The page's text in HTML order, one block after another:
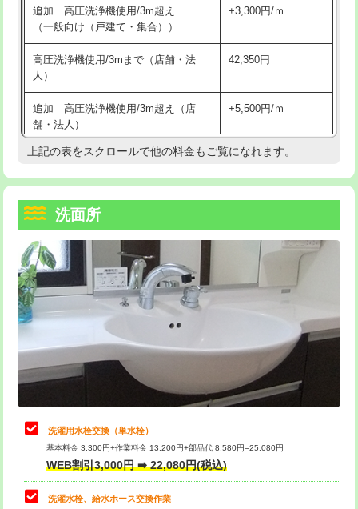
マス交換（深さ50㎝以上） 66,000円
コンクリート斫り（厚さ10㎝まで） 27,500円
コンクリート斫り（厚さ10㎝超え）
モルタル補修（厚さ10㎝まで）
モルタル補修（厚さ10㎝超え） 38,500円
洗面台設置 38,500円
追加人工
廃棄・処分 現場見積
※給水管工事は20mmまでの価格です。
持込商品取付（混合水栓） 16,500円
給水管工事※（ホール加工)
給水管工事※（バンド止め) 3,300円
給水管工事※（支持金具設置) 5,500円
給水管工事※（保温材使用（バンド止
め込み）)
5,500円
給水管工事※（土の掘削・埋め戻し作
業)
11,000円
給水管工事※（塩ビ管（VP・HI）使
用/3ｍまで)
33,000円
給水管工事※（塩ビ管（VP・HI）使
用（追加）/3ｍ超え)
給水管工事※（ライニング鋼管・銅
管・ポリ管・HT管使用/3ｍまで)
44,000円
給水管工事※（ライニング鋼管・銅
管・ポリ管・HT管使用/3ｍ超え)
排水管工事（土の掘削・埋め戻し作
業）
追加 高圧洗浄機使用/3m超え
（一般向け（戸建て・集合））
+3,300円/ｍ
高圧洗浄機使用/3mまで（店舗・法
人）
42,350円
追加 高圧洗浄機使用/3m超え（店
舗・法人）
+5,500円/ｍ
高度高圧洗浄換 現地調査
トーラー機使用/3mまで
追加トーラー機使用/3m超え +3,300円
カメラ調査 33,000円
桝清掃
止水・漏水調査・防水処理・清掃・修
理・調整・分解・加工など（軽作業）
11,000円
止水・漏水調査・防水処理・清掃・修
理・調整・分解・加工など（中作業）
22,000円
止水・漏水調査・防水処理・清掃・修
理・調整・分解・加工など（重作業）
33,000円
キッチンタンク脱着
上記の表をスクロールで他の料金もご覧になれます。
洗面所
洗濯用水栓交換（単水栓）
基本料金 3,300円+作業料金 13,200円+部品代 8,580円=25,080円
WEB割引3,000円 ➡ 22,080円(税込)
洗濯水栓、給水ホース交換作業